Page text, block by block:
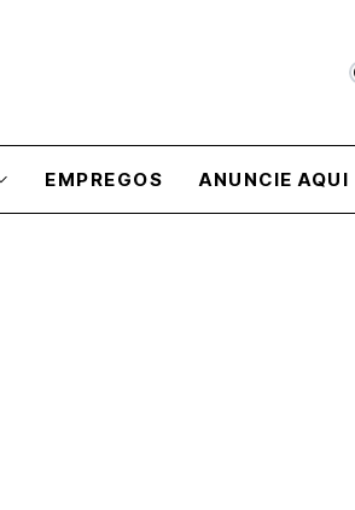
EMPREGOS ANUNCIE AQUI